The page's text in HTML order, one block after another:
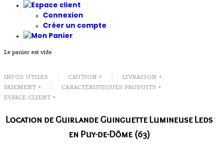
Connexion
Créer un compte
Le panier est vide
INFOS UTILES CAUTION +
LIVRAISON +
PAIEMENT +
CARACTÉRISTIQUES PRODUITS +
ESPACE CLIENT +
Location de Guirlande Guinguette Lumineuse Leds
en Puy-de-Dôme (63)